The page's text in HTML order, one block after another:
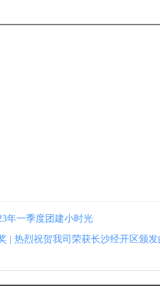
年一季度团建小时光
| 热烈祝贺我司荣获长沙经开区颁